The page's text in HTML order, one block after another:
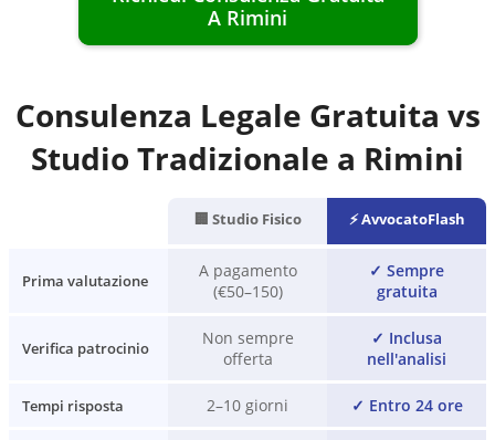
A Rimini
Consulenza Legale Gratuita vs
Studio Tradizionale a Rimini
🏢 Studio Fisico ⚡ AvvocatoFlash
Prima valutazione
A pagamento
(€50–150)
✓ Sempre
gratuita
Verifica patrocinio
Non sempre
offerta
✓ Inclusa
nell'analisi
Tempi risposta 2–10 giorni ✓ Entro 24 ore